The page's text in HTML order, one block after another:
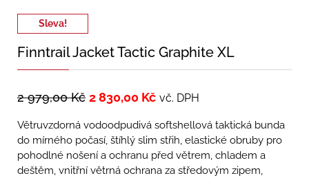
Sleva!
Finntrail Jacket Tactic Graphite XL
2 979,00Kč 2 830,00 Kč vč. DPH
Větruvzdorná vodoodpudivá softshellová taktická bunda
do mírného počasí, štíhlý slim střih, elastické obruby pro
pohodlné nošení a ochranu před větrem, chladem a
deštěm, vnitřní větrná ochrana za středovým zipem,